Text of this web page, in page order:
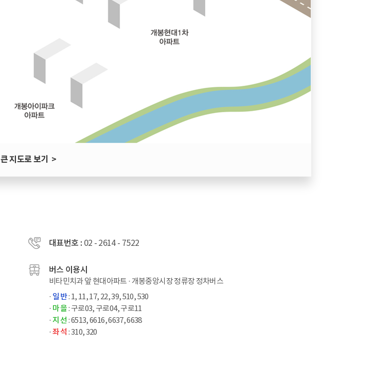
큰 지도로 보기 >
대표번호 : 02 - 2614 - 7522
버스 이용시
비타민치과 앞 현대아파트 · 개봉중앙시장 정류장 정차버스
· 일 반: 1, 11, 17, 22, 39, 510, 530
· 마 을: 구로03, 구로04, 구로11
·지 선 : 6513, 6616, 6637, 6638
·좌 석 : 310, 320